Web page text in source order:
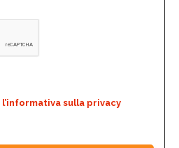
l’informativa sulla privacy